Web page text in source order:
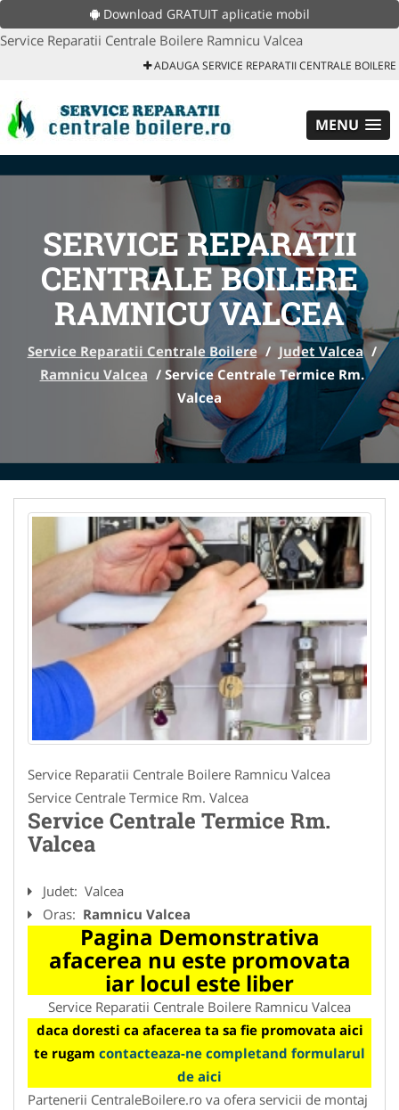
Download GRATUIT aplicatie mobil
Service Reparatii Centrale Boilere Ramnicu Valcea
ADAUGA SERVICE REPARATII CENTRALE BOILERE
MENU
SERVICE REPARATII
CENTRALE BOILERE
RAMNICU VALCEA
Service Reparatii Centrale Boilere / Judet Valcea /
Ramnicu Valcea / Service Centrale Termice Rm.
Valcea
Service Reparatii Centrale Boilere Ramnicu Valcea
Service Centrale Termice Rm. Valcea
Service Centrale Termice Rm.
Valcea
Judet: Valcea
Oras: Ramnicu Valcea
Pagina Demonstrativa
afacerea nu este promovata
iar locul este liber
Service Reparatii Centrale Boilere Ramnicu Valcea
daca doresti ca afacerea ta sa fie promovata aici
te rugam contacteaza-ne completand formularul
de aici
Partenerii CentraleBoilere.ro va ofera servicii de montaj